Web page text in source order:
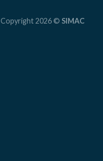
Copyright 2026 © SIMAC